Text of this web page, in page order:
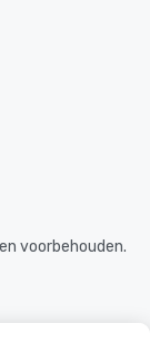
voorbehouden.